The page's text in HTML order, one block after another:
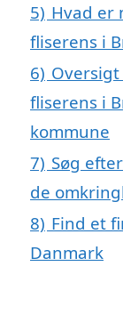
5) Hvad er
fliserens i
6)
fliserens i
kommune
7) Søg
de
8) Find et
Danmark